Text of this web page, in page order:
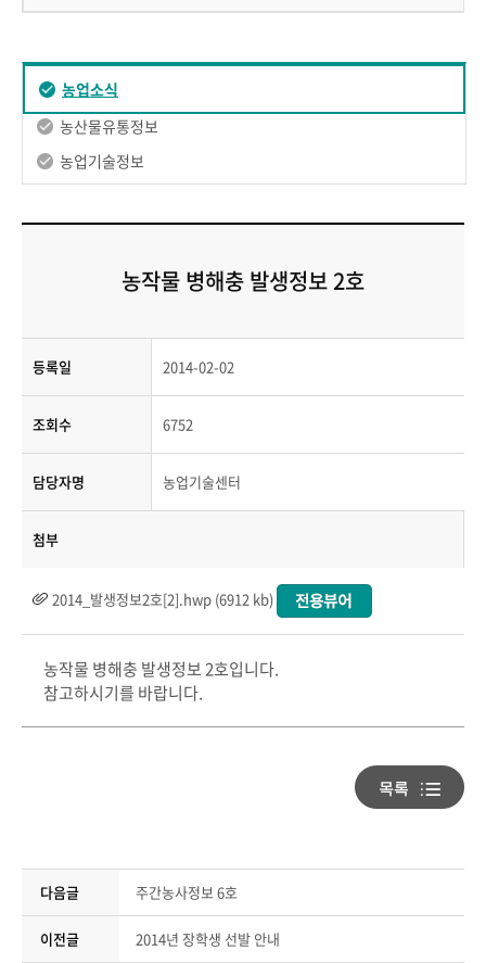
농업소식
농산물유통정보
농업기술정보
농작물 병해충 발생정보 2호
등록일 2014-02-02
조회수 6752
담당자명 농업기술센터
첨부
2014_발생정보2호[2].hwp (6912 kb)
농작물 병해충 발생정보 2호입니다.
참고하시기를 바랍니다.
다음글 주간농사정보 6호
이전글 2014년 장학생 선발 안내